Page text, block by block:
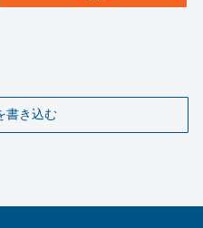
書き込む